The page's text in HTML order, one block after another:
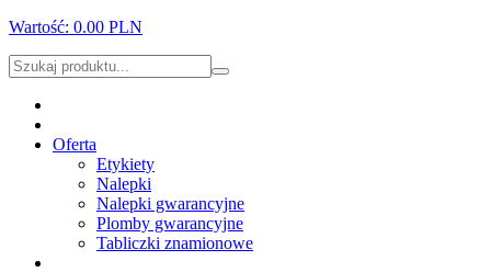
Wartość: 0.00 PLN
Oferta
Etykiety
Nalepki
Nalepki gwarancyjne
Plomby gwarancyjne
Tabliczki znamionowe